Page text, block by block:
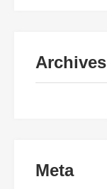
Archives
Meta